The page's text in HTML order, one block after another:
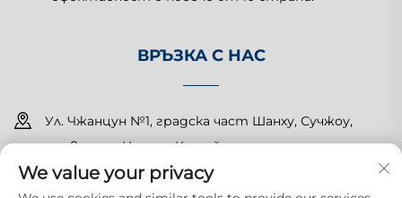
ВРЪЗКА С НАС
Ул. Чжанцун №1, градска част Шанху, Сучжоу,
провинция Цзянсу, Китай
+86-15150179453
We value your privacy